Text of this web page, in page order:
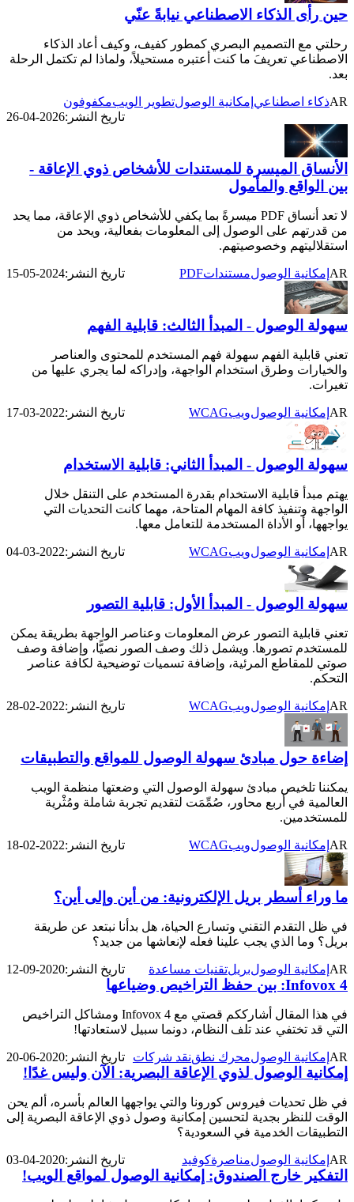
حين رأى الذكاء الاصطناعي نيابةً عنّي
رحلتي مع التصميم البصري كمطور كفيف، وكيف أعاد الذكاء
الاصطناعي تعريفَ ما كنت أعتبره مستحيلاً، ولماذا لم تكتمل الرحلة
بعد.
ARذكاء اصطناعي إمكانية الوصولتطوير الويبمكفوفون
تاريخ النشر:2026-04-26
الأنساق الميسرة للمستندات للأشخاص ذوي الإعاقة -
بين الواقع والمأمول
لا تعد أنساق PDF ميسرةً بما يكفي للأشخاص ذوي الإعاقة، مما يحد
من قدرتهم على الوصول إلى المعلومات بفعالية، ويحد من
استقلاليتهم وخصوصيتهم.
AR إمكانية الوصولمستنداتPDF تاريخ النشر:2024-05-15
سهولة الوصول - المبدأ الثالث: قابلية الفهم
تعني قابلية الفهم سهولة فهم المستخدم للمحتوى والعناصر
والخيارات وطرق استخدام الواجهة، وإدراكه لما يجري عليها من
تغيرات.
AR إمكانية الوصولويبWCAG تاريخ النشر:2022-03-17
سهولة الوصول - المبدأ الثاني: قابلية الاستخدام
يهتم مبدأ قابلية الاستخدام بقدرة المستخدم على التنقل خلال
الواجهة وتنفيذ كافة المهام المتاحة، مهما كانت التحديات التي
يواجهها، أو الأداة المستخدمة للتعامل معها.
AR إمكانية الوصولويبWCAG تاريخ النشر:2022-03-04
سهولة الوصول - المبدأ الأول: قابلية التصور
تعني قابلية التصور عرض المعلومات وعناصر الواجهة بطريقة يمكن
للمستخدم تصورها. ويشمل ذلك وصف الصور نصيًّا، وإضافة وصف
صوتي للمقاطع المرئية، وإضافة تسميات توضيحية لكافة عناصر
التحكم.
AR إمكانية الوصولويبWCAG تاريخ النشر:2022-02-28
إضاءة حول مبادئ سهولة الوصول للمواقع والتطبيقات
يمكننا تلخيص مبادئ سهولة الوصول التي وضعتها منظمة الويب
العالمية في أربع محاور، صُمِّمَت لتقديم تجربة شاملة ومُثْرية
للمستخدمين.
AR إمكانية الوصولويبWCAG تاريخ النشر:2022-02-18
ما وراء أسطر بريل الإلكترونية: من أين وإلى أين؟
في ظل التقدم التقني وتسارع الحياة، هل بدأنا نبتعد عن طريقة
بريل؟ وما الذي يجب علينا فعله لإنعاشها من جديد؟
AR إمكانية الوصولبريلتقنيات مساعدة تاريخ النشر:2020-09-12
Infovox 4: بين حفظ التراخيص وضياعها
في هذا المقال أشارككم قصتي مع Infovox 4 ومشاكل التراخيص
التي قد تختفي عند تلف النظام، دونما سبيل لاستعادتها!
AR إمكانية الوصولمحرك نطقنقد شركات تاريخ النشر:2020-06-20
إمكانية الوصول لذوي الإعاقة البصرية: الآن وليس غدًا!
في ظل تحديات فيروس كورونا والتي يواجهها العالم بأسره، ألم يحن
الوقت للنظر بجدية لتحسين إمكانية وصول ذوي الإعاقة البصرية إلى
التطبيقات الخدمية في السعودية؟
AR إمكانية الوصولمناصرةكوفيد تاريخ النشر:2020-04-03
التفكير خارج الصندوق: إمكانية الوصول لمواقع الويب!